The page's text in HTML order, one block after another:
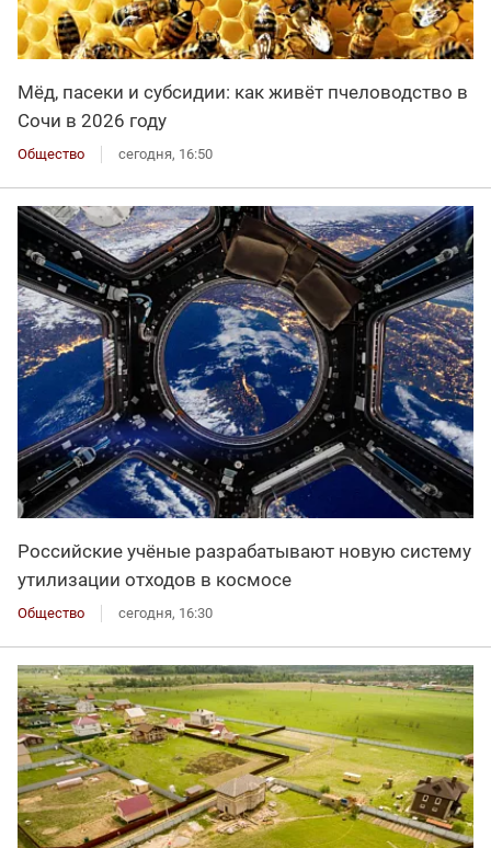
Мёд, пасеки и субсидии: как живёт пчеловодство в
Сочи в 2026 году
Общество сегодня, 16:50
Российские учёные разрабатывают новую систему
утилизации отходов в космосе
Общество сегодня, 16:30